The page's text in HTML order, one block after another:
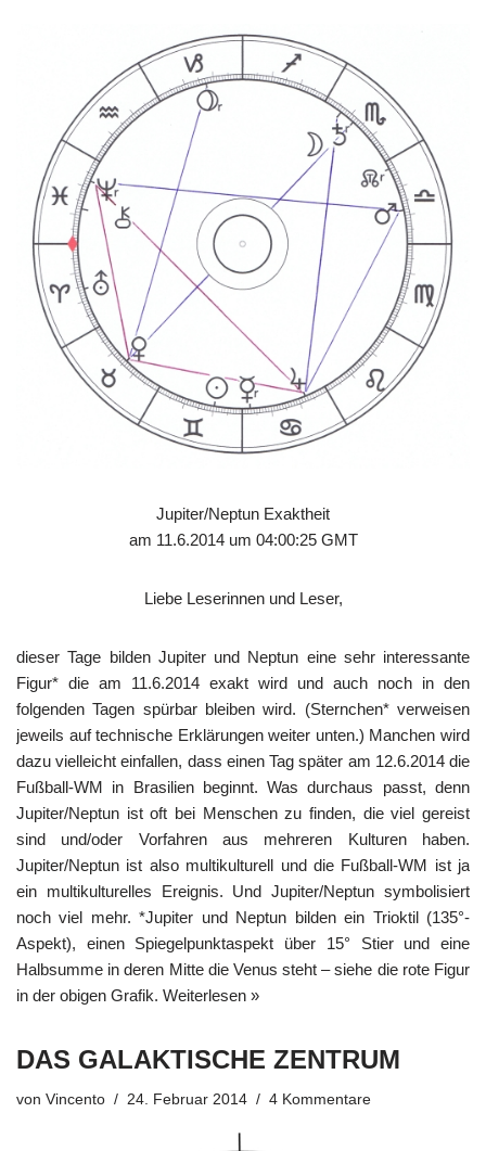
Jupiter/Neptun Exaktheit
am 11.6.2014 um 04:00:25 GMT
Liebe Leserinnen und Leser,
dieser Tage bilden Jupiter und Neptun eine sehr interessante
Figur* die am 11.6.2014 exakt wird und auch noch in den
folgenden Tagen spürbar bleiben wird. (Sternchen* verweisen
jeweils auf technische Erklärungen weiter unten.) Manchen wird
dazu vielleicht einfallen, dass einen Tag später am 12.6.2014 die
Fußball-WM in Brasilien beginnt. Was durchaus passt, denn
Jupiter/Neptun ist oft bei Menschen zu finden, die viel gereist
sind und/oder Vorfahren aus mehreren Kulturen haben.
Jupiter/Neptun ist also multikulturell und die Fußball-WM ist ja
ein multikulturelles Ereignis. Und Jupiter/Neptun symbolisiert
noch viel mehr. *Jupiter und Neptun bilden ein Trioktil (135°-
Aspekt), einen Spiegelpunktaspekt über 15° Stier und eine
Halbsumme in deren Mitte die Venus steht – siehe die rote Figur
in der obigen Grafik. Weiterlesen »
DAS GALAKTISCHE ZENTRUM
von Vincento 24. Februar 2014 4 Kommentare